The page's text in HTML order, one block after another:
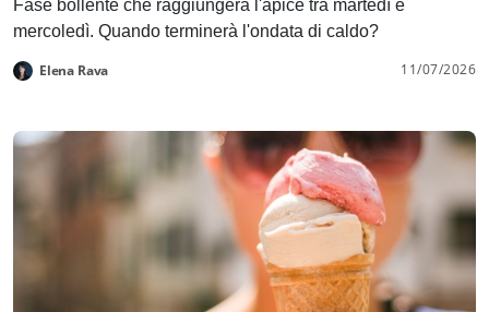
Fase bollente che raggiungerà l'apice tra martedì e
mercoledì. Quando terminerà l'ondata di caldo?
Elena Rava 11/07/2026